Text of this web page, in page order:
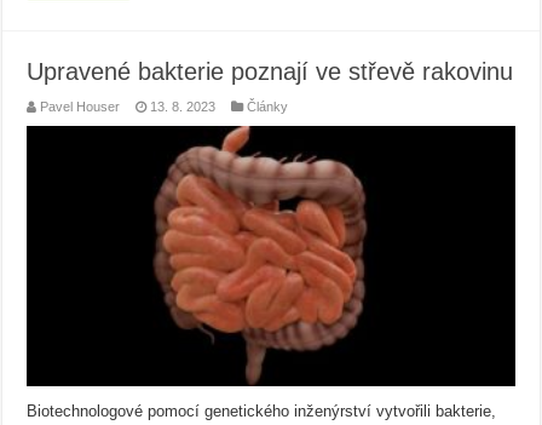
Upravené bakterie poznají ve střevě rakovinu
Pavel Houser 13. 8. 2023 Články
Biotechnologové pomocí genetického inženýrství vytvořili bakterie,